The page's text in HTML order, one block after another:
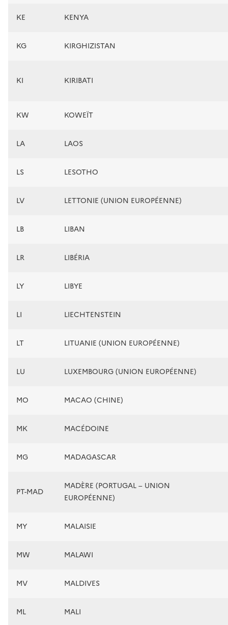
KE KENYA
KG KIRGHIZISTAN
KI KIRIBATI
KW KOWEÏT
LA LAOS
LS LESOTHO
LV LETTONIE (UNION EUROPÉENNE)
LB LIBAN
LR LIBÉRIA
LY LIBYE
LI LIECHTENSTEIN
LT LITUANIE (UNION EUROPÉENNE)
LU LUXEMBOURG (UNION EUROPÉENNE)
MO MACAO (CHINE)
MK MACÉDOINE
MG MADAGASCAR
PT-MAD
MADÈRE (PORTUGAL – UNION
EUROPÉENNE)
MY MALAISIE
MW MALAWI
MV MALDIVES
ML MALI